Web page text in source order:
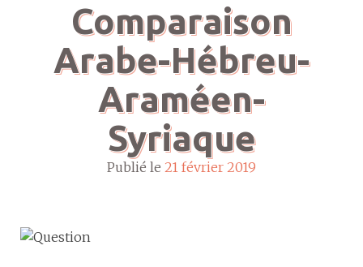
Comparaison
Arabe-Hébreu-
Araméen-
Syriaque
Publié le 21 février 2019